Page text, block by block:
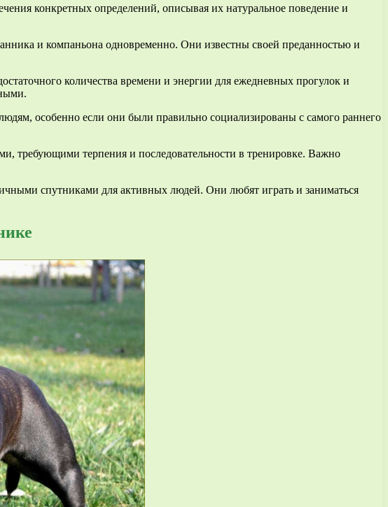
конкретных определений, описывая их натуральное поведение и
и компаньона одновременно. Они известны своей преданностью и
количества времени и энергии для ежедневных прогулок и
особенно если они были правильно социализированы с самого раннего
требующими терпения и последовательности в тренировке. Важно
спутниками для активных людей. Они любят играть и заниматься